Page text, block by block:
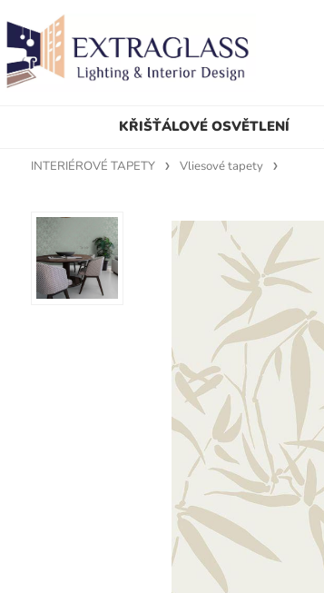
KŘIŠŤÁLOVÉ OSVĚTLENÍ
INTERIÉROVÉ TAPETY Vliesové tapety